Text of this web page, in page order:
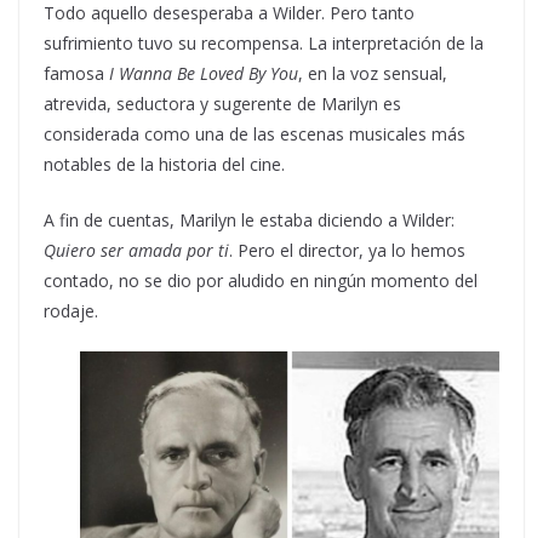
Todo aquello desesperaba a Wilder. Pero tanto
sufrimiento tuvo su recompensa. La interpretación de la
famosa I Wanna Be Loved By You, en la voz sensual,
atrevida, seductora y sugerente de Marilyn es
considerada como una de las escenas musicales más
notables de la historia del cine.
A fin de cuentas, Marilyn le estaba diciendo a Wilder:
Quiero ser amada por ti. Pero el director, ya lo hemos
contado, no se dio por aludido en ningún momento del
rodaje.